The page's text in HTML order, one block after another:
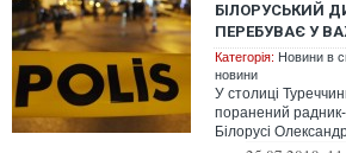
БІЛОРУСЬКИЙ
ПЕРЕБУВАЄ У
Категорія: Новини в
новини
У столиці
поранений
Білорусі